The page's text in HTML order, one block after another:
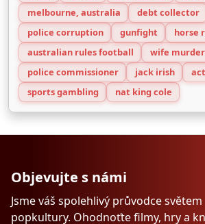
melbourne, australia
debt collector
police corruption
gunfight
horse
australian rules football
wife murder
police commissioner
jack irish
sports gambling
nat king cole
Objevujte s námi
Jsme váš spolehlivý průvodce světem
popkultury. Ohodnoťte filmy, hry a